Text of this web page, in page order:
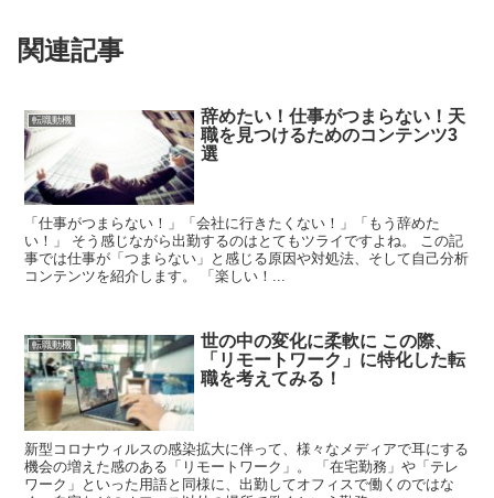
関連記事
転職動機
辞めたい！仕事がつまらない！天
職を見つけるためのコンテンツ3
選
「仕事がつまらない！」「会社に行きたくない！」「もう辞めた
い！」 そう感じながら出勤するのはとてもツライですよね。 この記
事では仕事が「つまらない」と感じる原因や対処法、そして自己分析
コンテンツを紹介します。 「楽しい！...
転職動機
世の中の変化に柔軟に この際、
「リモートワーク」に特化した転
職を考えてみる！
新型コロナウィルスの感染拡大に伴って、様々なメディアで耳にする
機会の増えた感のある「リモートワーク」。 「在宅勤務」や「テレ
ワーク」といった用語と同様に、出勤してオフィスで働くのではな